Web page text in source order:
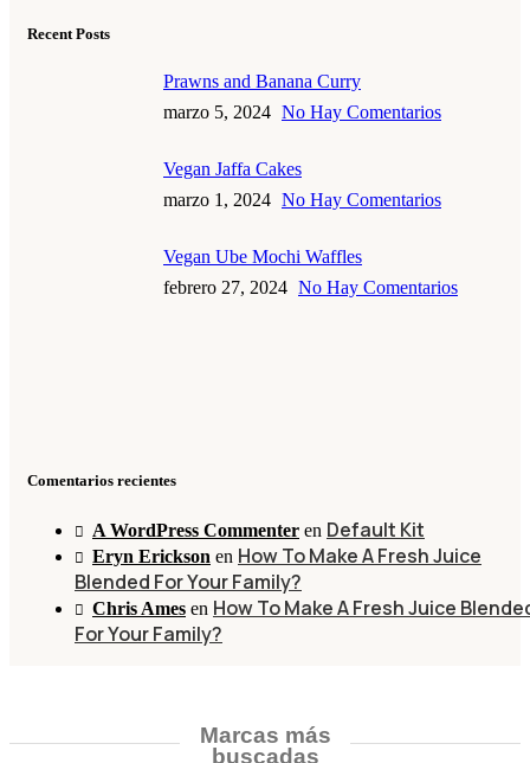
Recent Posts
Prawns and Banana Curry
marzo 5, 2024 No Hay Comentarios
Vegan Jaffa Cakes
marzo 1, 2024 No Hay Comentarios
Vegan Ube Mochi Waffles
febrero 27, 2024 No Hay Comentarios
Comentarios recientes
A WordPress Commenter en Default Kit
Eryn Erickson en How To Make A Fresh Juice
Blended For Your Family?
Chris Ames en How To Make A Fresh Juice
For Your Family?
Marcas más
buscadas